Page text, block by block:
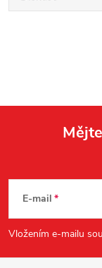
p
E-mail
Vložením e-mailu